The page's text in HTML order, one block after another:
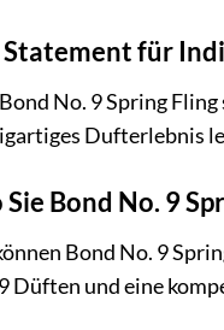
Statement für
No. 9 Spring
Dufterlebnis
Sie Bond No. 9
Bond No. 9
Düften und eine